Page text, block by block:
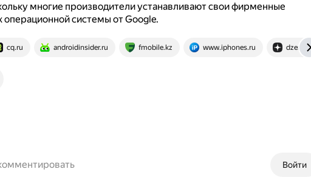
многие производители устанавливают свои фирменные
операционной системы от Google.
cq.ru androidinsider.ru fmobile.kz www.iphones.ru dzen.ru
Войти